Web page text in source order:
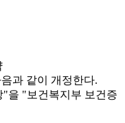
과 같이 개정한다.
을 "보건복지부 보건증